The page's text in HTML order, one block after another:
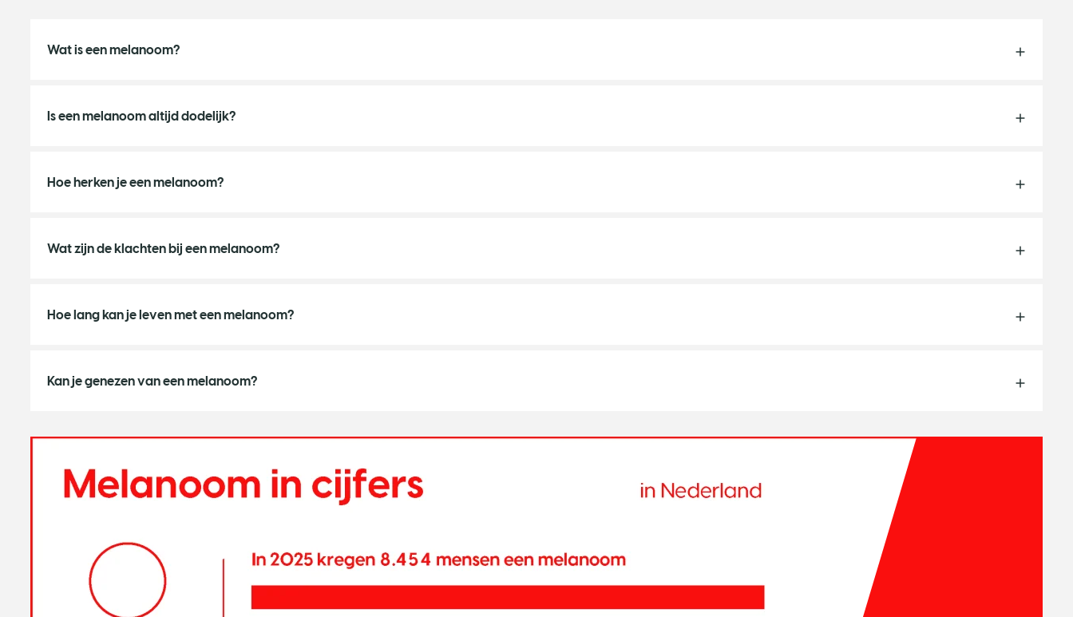
Wat is een melanoom?
Is een melanoom altijd dodelijk?
Hoe herken je een melanoom?
Wat zijn de klachten bij een melanoom?
Hoe lang kan je leven met een melanoom?
Kan je genezen van een melanoom?